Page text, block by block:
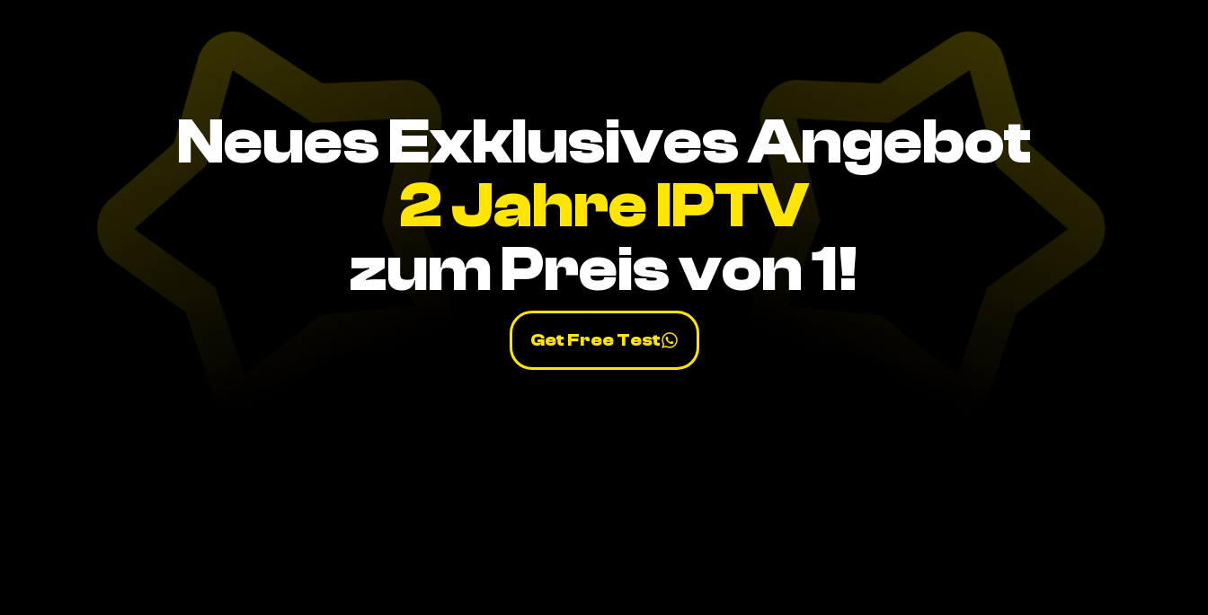
Neues Exklusives Angebot
2 Jahre IPTV
zum Preis von 1!
Get Free Test